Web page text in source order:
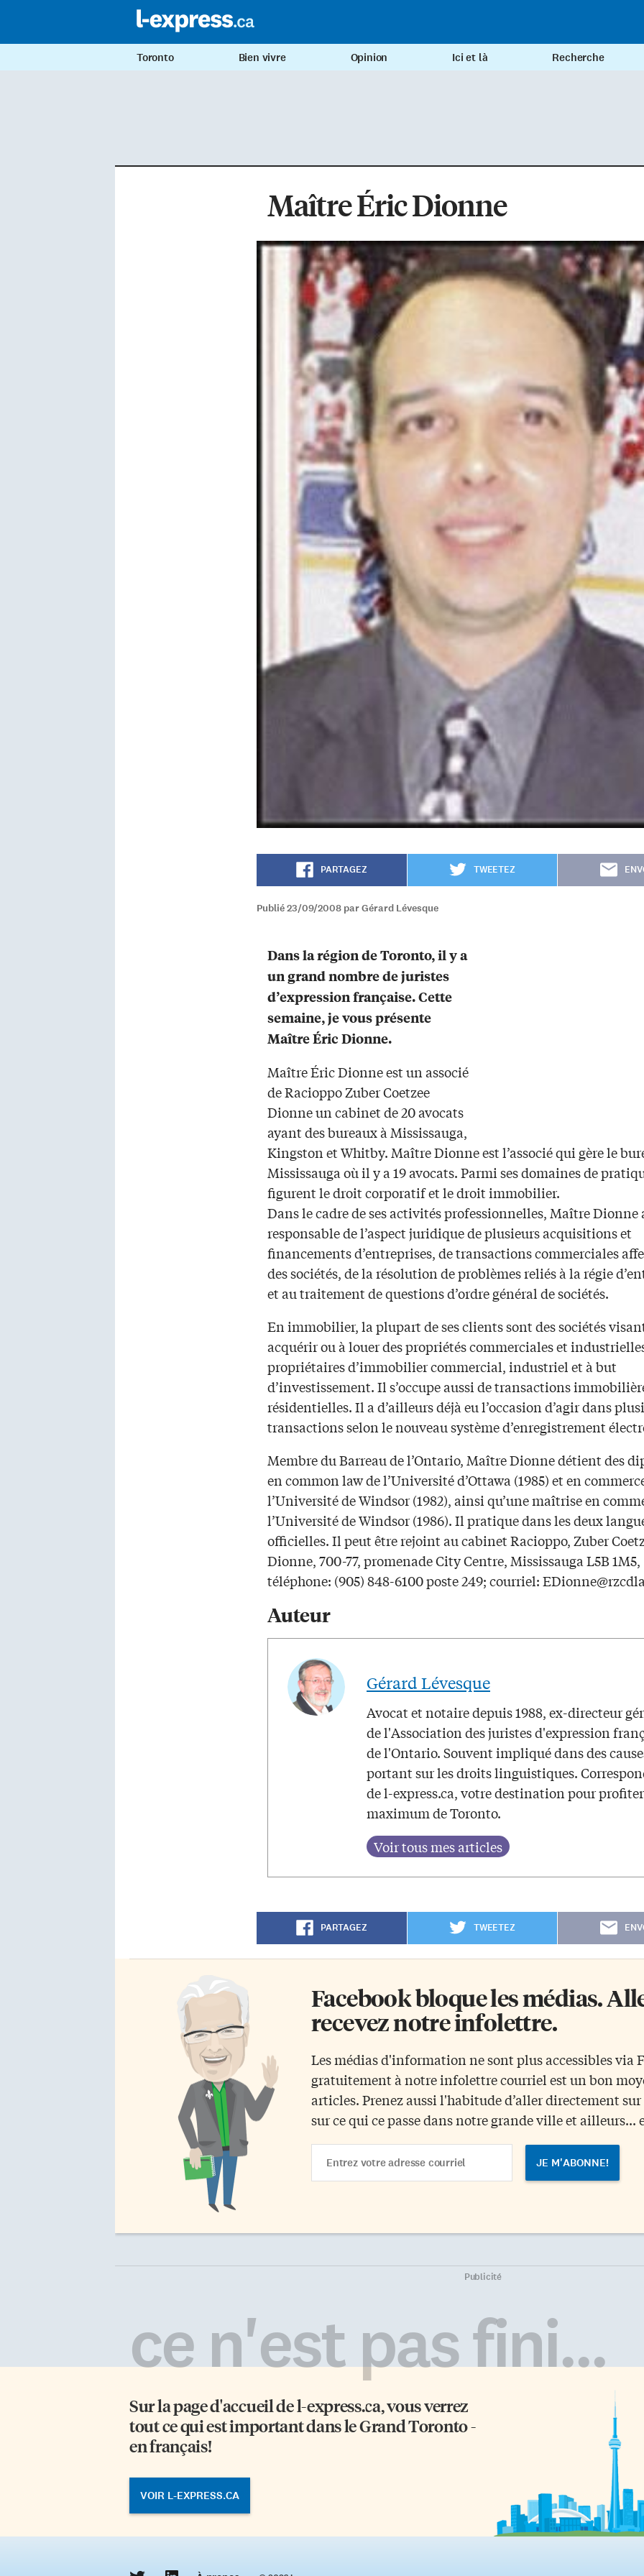
Toronto Bien vivre Opinion Ici et là Recherche
Maître Éric Dionne
PARTAGEZ TWEETEZ
Publié 23/09/2008 par Gérard Lévesque
Dans la région de Toronto, il y a
un grand nombre de juristes
d’expression française. Cette
semaine, je vous présente
Maître Éric Dionne.
Maître Éric Dionne est un associé
de Racioppo Zuber Coetzee
Dionne un cabinet de 20 avocats
ayant des bureaux à Mississauga,
Kingston et Whitby. Maître Dionne est l’associé qui gère le
Mississauga où il y a 19 avocats. Parmi ses domaines de
figurent le droit corporatif et le droit immobilier.
Dans le cadre de ses activités professionnelles, Maître Dionne
responsable de l’aspect juridique de plusieurs acquisitions et
financements d’entreprises, de transactions commerciales
des sociétés, de la résolution de problèmes reliés à la régie
et au traitement de questions d’ordre général de sociétés.
En immobilier, la plupart de ses clients sont des sociétés
acquérir ou à louer des propriétés commerciales et
propriétaires d’immobilier commercial, industriel et à but
d’investissement. Il s’occupe aussi de transactions
résidentielles. Il a d’ailleurs déjà eu l’occasion d’agir dans
transactions selon le nouveau système d’enregistrement
Membre du Barreau de l’Ontario, Maître Dionne détient des
en common law de l’Université d’Ottawa (1985) et en
l’Université de Windsor (1982), ainsi qu’une maîtrise en
l’Université de Windsor (1986). Il pratique dans les deux
officielles. Il peut être rejoint au cabinet Racioppo, Zuber
Dionne, 700-77, promenade City Centre, Mississauga L5B 1M5,
téléphone: (905) 848-6100 poste 249; courriel:
Auteur
Gérard Lévesque
Avocat et notaire depuis 1988, ex-directeur
de l'Association des juristes d'expression
de l'Ontario. Souvent impliqué dans des
portant sur les droits linguistiques.
de l-express.ca, votre destination pour
maximum de Toronto.
PARTAGEZ TWEETEZ
Facebook bloque les médias.
recevez notre infolettre.
Les médias d'information ne sont plus accessibles via
gratuitement à notre infolettre courriel est un bon
articles. Prenez aussi l'habitude d’aller directement
sur ce qui ce passe dans notre grande ville et ailleurs...
Address
Publicité
ce n'est pas fini...
Sur la page d'accueil del-express.ca, vous verrez
tout ce qui est important dans le Grand Toronto -
en français!
VOIR L-EXPRESS.CA